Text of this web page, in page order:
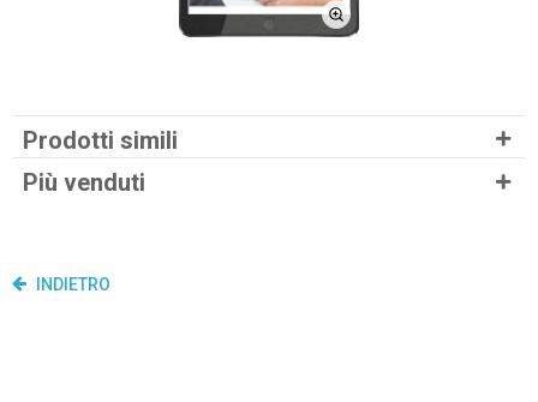
Prodotti simili
Più venduti
INDIETRO